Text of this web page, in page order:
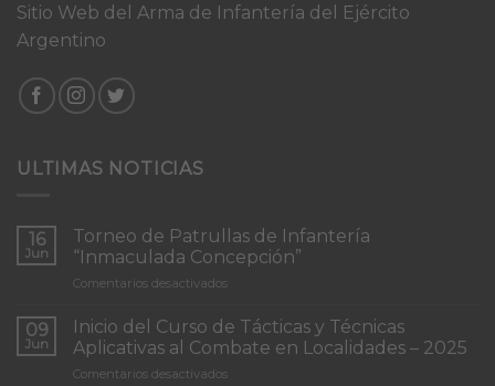
Sitio Web del Arma de Infantería del Ejército
Argentino
ULTIMAS NOTICIAS
16
Jun
Torneo de Patrullas de Infantería
“Inmaculada Concepción”
Comentarios desactivadosen
de
Patrullas
de
Infantería
09
Jun
Inicio del Curso de Tácticas y Técnicas
Aplicativas al Combate en Localidades – 2025
Comentarios desactivadosen